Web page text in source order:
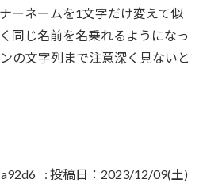
ーネームを1文字だけ変えて似
同じ名前を名乗れるようになっ
の文字列まで注意深く見ないと
: 投稿日：2023/12/09(土)